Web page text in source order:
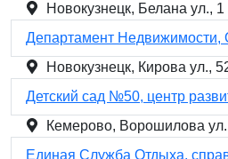
Новокузнецк, Белана ул., 1
Департамент
Новокузнецк, Кирова ул.,
Детский сад №50, центр
Кемерово, Ворошилова
Единая Служба Отдыха,